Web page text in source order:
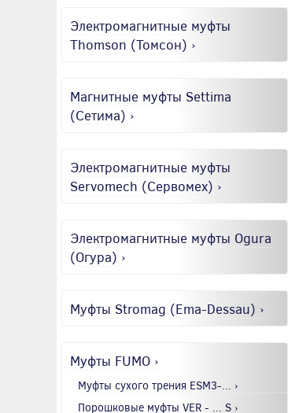
Электромагнитные муфты
Thomson (Томсон) ›
Магнитные муфты Settima
(Сетима) ›
Электромагнитные муфты
Servomech (Сервомех) ›
Электромагнитные муфты Ogura
(Огура) ›
Муфты Stromag (Ema-Dessau) ›
Муфты FUMO ›
Муфты сухого трения ESM3-... ›
Порошковые муфты VER - ... S ›